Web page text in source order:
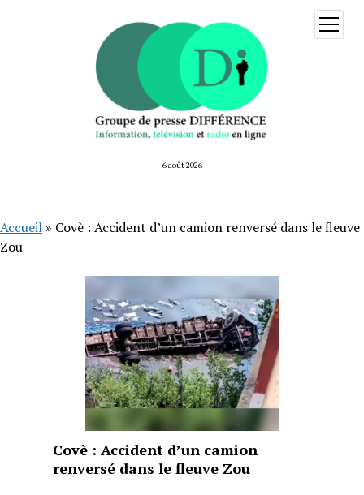
6 août 2026
ouvrir
menu
Accueil » Covè : Accident d’un camion renversé dans le fleuve
Zou
Covè : Accident d’un camion
renversé dans le fleuve Zou